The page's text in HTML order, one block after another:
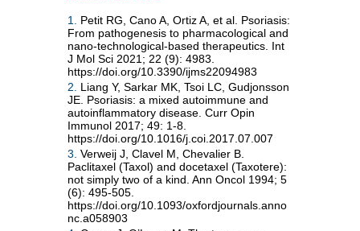
1.
Petit RG, Cano A, Ortiz A, et al. Psoriasis:
From pathogenesis to pharmacological and
nano-technological-based therapeutics. Int
J Mol Sci 2021; 22 (9): 4983.
https://doi.org/10.3390/ijms22094983
2.
Liang Y, Sarkar MK, Tsoi LC, Gudjonsson
JE. Psoriasis: a mixed autoimmune and
autoinflammatory disease. Curr Opin
Immunol 2017; 49: 1-8.
https://doi.org/10.1016/j.coi.2017.07.007
3. Verweij J, Clavel M, Chevalier B.
Paclitaxel (Taxol) and docetaxel (Taxotere):
not simply two of a kind. Ann Oncol 1994; 5
(6): 495-505.
https://doi.org/10.1093/oxfordjournals.anno
nc.a058903